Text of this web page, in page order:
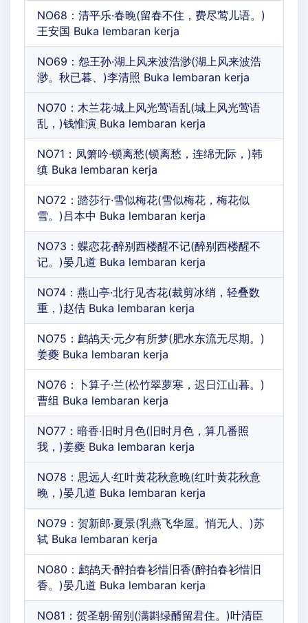
NO68：清平乐·春晚(留春不住，费尽莺儿语。)
王安国 Buka lembaran kerja
NO69：怨王孙·湖上风来波浩渺(湖上风来波浩
渺。秋已暮、)李清照 Buka lembaran kerja
NO70：木兰花·城上风光莺语乱(城上风光莺语
乱，)钱惟演 Buka lembaran kerja
NO71：凤箫吟·锁离愁(锁离愁，连绵无际，)韩
缜 Buka lembaran kerja
NO72：踏莎行·雪似梅花(雪似梅花，梅花似
雪。)吕本中 Buka lembaran kerja
NO73：蝶恋花·醉别西楼醒不记(醉别西楼醒不
记。)晏几道 Buka lembaran kerja
NO74：燕山亭·北行见杏花(裁剪冰绡，轻叠数
重，)赵佶 Buka lembaran kerja
NO75：鹧鸪天·元夕有所梦(肥水东流无尽期。)
姜夔 Buka lembaran kerja
NO76：卜算子·兰(松竹翠萝寒，迟日江山暮。)
曹组 Buka lembaran kerja
NO77：暗香·旧时月色(旧时月色，算几番照
我，)姜夔 Buka lembaran kerja
NO78：思远人·红叶黄花秋意晚(红叶黄花秋意
晚，)晏几道 Buka lembaran kerja
NO79：贺新郎·夏景(乳燕飞华屋。悄无人、)苏
轼 Buka lembaran kerja
NO80：鹧鸪天·醉拍春衫惜旧香(醉拍春衫惜旧
香。)晏几道 Buka lembaran kerja
NO81：贺圣朝·留别(满斟绿醑留君住。)叶清臣